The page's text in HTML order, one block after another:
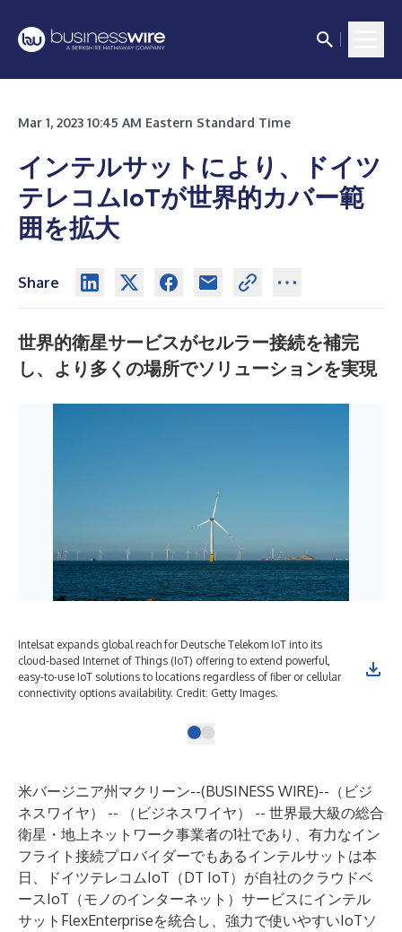
Mar 1, 2023 10:45 AM Eastern Standard Time
インテルサットにより、ドイツ
テレコムIoTが世界的カバー範
囲を拡大
Share
世界的衛星サービスがセルラー接続を補完
し、より多くの場所でソリューションを実現
Intelsat expands global reach for Deutsche Telekom IoT into its
cloud-based Internet of Things (IoT) offering to extend powerful,
easy-to-use IoT solutions to locations regardless of fiber or cellular
connectivity options availability. Credit: Getty Images.
米バージニア州マクリーン--(BUSINESS WIRE)-- （ビジ
ネスワイヤ） -- （ビジネスワイヤ） -- 世界最大級の総合
衛星・地上ネットワーク事業者の1社であり、有力なイン
フライト接続プロバイダーでもあるインテルサット は本
日、ドイツテレコムIoT（DT IoT）が自社のクラウドベ
ースIoT（モノのインターネット）サービスにインテル
サットFlexEnterpriseを統合し、強力で使いやすいIoTソ